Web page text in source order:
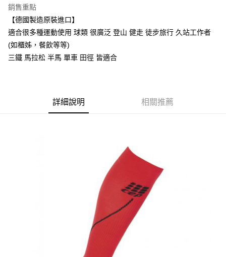
銷售重點
【德國製造原裝進口】
適合很多種運動使用 球類 很廣泛 登山 健走 徒步旅行 久站工作者
(如櫃姊，餐飲等等)
三鐵 馬拉松 半馬 單車 田徑 皆適合
詳細說明 相關推薦